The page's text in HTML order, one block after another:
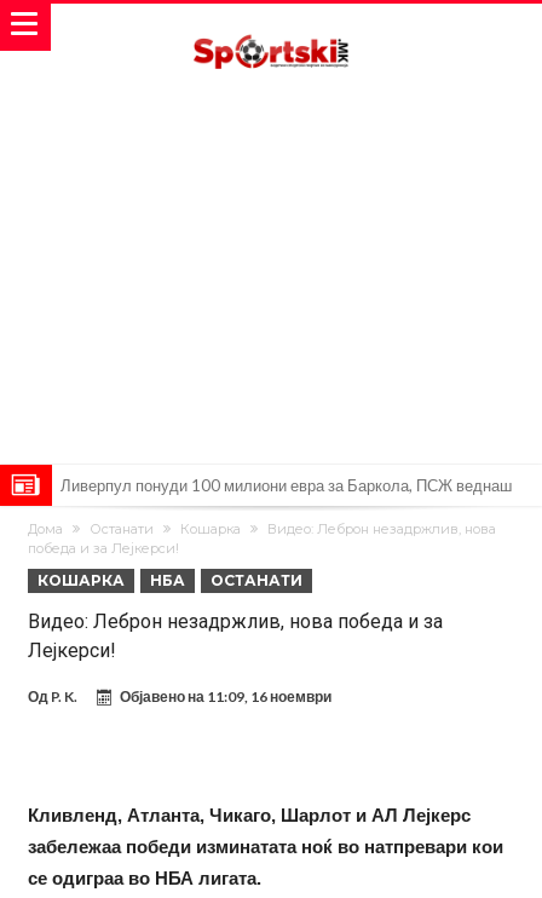
Ливерпул понуди 100 милиони евра за Баркола, ПСЖ веднаш
побара уште 50 милиони
Јувентус се насочил кон напаѓач на Манчестер Јунајтед
Модриќ откри што го натерало да остане во Милан
Стотици навивачи го пречекаа Салах во Истанбул
Арсенал и Њукасл веќе се договорија, Гимарејш заминува
АРСЕНАЛ ГО ЛАДИ ШАМПАЊОТ: Винисиус на праг на Лондон!
“А”
Лукаку бара нов клуб
Тотенхем започна преговори со Гакпо
Дома Останати Кошарка
Видео: Леброн незадржлив, нова
победа и за Лејкерси!
КОШАРКА НБА ОСТАНАТИ
Видео: Леброн незадржлив, нова победа и за
Лејкерси!
Од P. K. Објавено на 11:09, 16 ноември
Кливленд, Атланта, Чикаго, Шарлот и АЛ Лејкерс
забележаа победи изминатата ноќ во натпревари кои
се одиграа во НБА лигата.